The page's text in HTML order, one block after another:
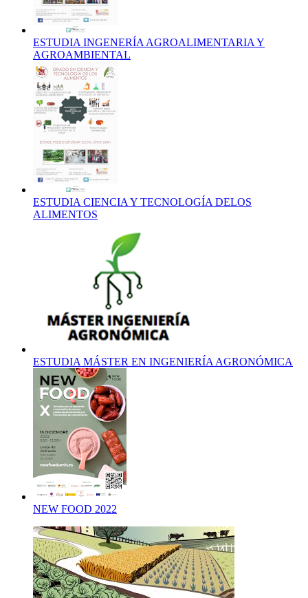
ESTUDIA INGENERÍA AGROALIMENTARIA Y
AGROAMBIENTAL
ESTUDIA CIENCIA Y TECNOLOGÍA DELOS
ALIMENTOS
ESTUDIA MÁSTER EN INGENIERÍA AGRONÓMICA
NEW FOOD 2022